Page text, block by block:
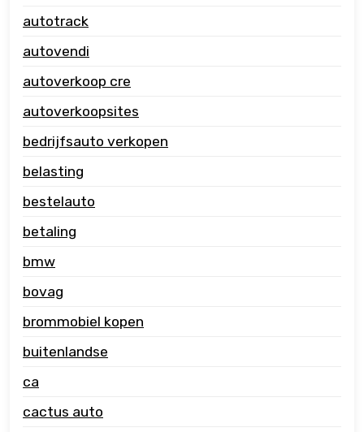
autotrack
autovendi
autoverkoop cre
autoverkoopsites
bedrijfsauto verkopen
belasting
bestelauto
betaling
bmw
bovag
brommobiel kopen
buitenlandse
ca
cactus auto